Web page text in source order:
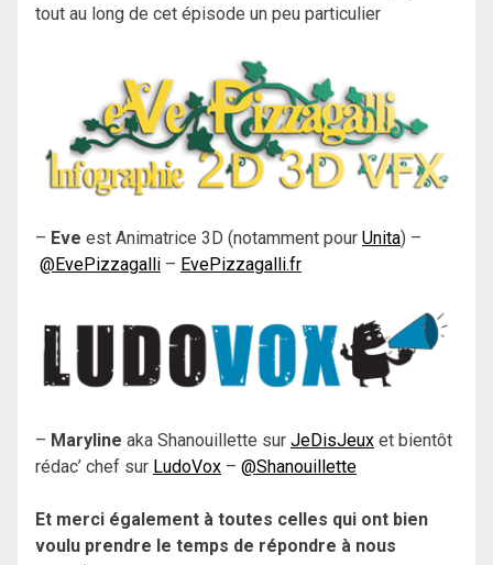
tout au long de cet épisode un peu particulier
– Eve est Animatrice 3D (notamment pour Unita) –
@EvePizzagalli – EvePizzagalli.fr
– Maryline aka Shanouillette sur JeDisJeux et bientôt
rédac’ chef sur LudoVox – @Shanouillette
Et merci également à toutes celles qui ont bien
voulu prendre le temps de répondre à nous